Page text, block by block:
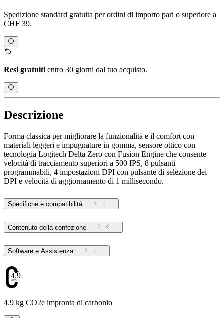
Spedizione standard gratuita per ordini di importo pari o superiore a
CHF 39.
Resi gratuiti entro 30 giorni dal tuo acquisto.
Descrizione
Forma classica per migliorare la funzionalità e il comfort con
materiali leggeri e impugnature in gomma, sensore ottico con
tecnologia Logitech Delta Zero con Fusion Engine che consente
velocità di tracciamento superiori a 500 IPS, 8 pulsanti
programmabili, 4 impostazioni DPI con pulsante di selezione dei
DPI e velocità di aggiornamento di 1 millisecondo.
Specifiche e compatibilità
Contenuto della confezione
Software e Assistenza
4.9
4.9 kg CO2e impronta di carbonio